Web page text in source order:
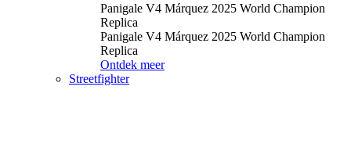
Panigale V4 Márquez 2025 World Champion
Replica
Panigale V4 Márquez 2025 World Champion
Replica
Ontdek meer
Streetfighter